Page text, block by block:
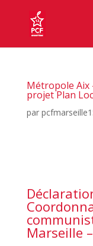
Métropole Aix
projet Plan
par
Marseille